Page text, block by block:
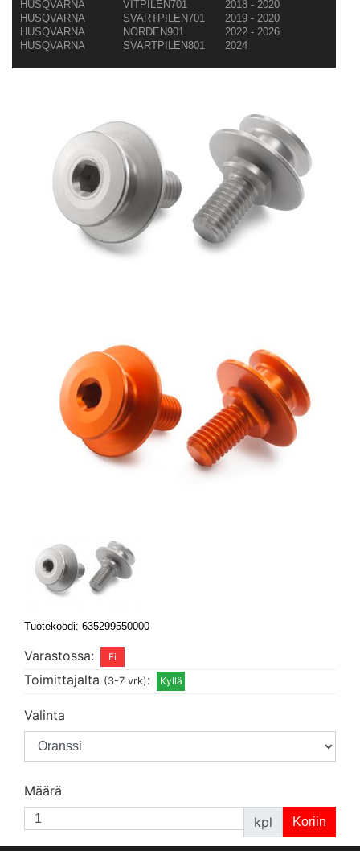
HUSQVARNA
VITPILEN701
2018 - 2020
HUSQVARNA
SVARTPILEN701
2019 - 2020
HUSQVARNA
NORDEN901
2022 - 2026
HUSQVARNA
SVARTPILEN801 2024
Tuotekoodi: 635299550000
Varastossa:
Toimittajalta (3-7 vrk):
Valinta
Määrä
kpl